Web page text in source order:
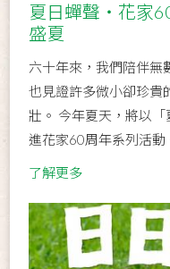
夏日蟬聲・花家
盛夏
六十年來，我們陪伴無
也見證許多微小卻珍貴
壯。 今年夏天，將以
進花家60周年系列活動
了解更多